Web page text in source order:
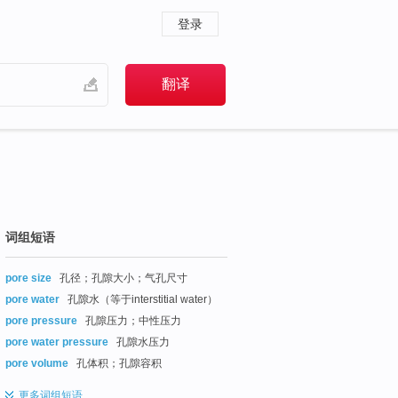
登录
词组短语
pore size
孔径；孔隙大小；气孔尺寸
pore water
孔隙水（等于interstitial water）
pore pressure
孔隙压力；中性压力
pore water pressure
孔隙水压力
pore volume
孔体积；孔隙容积
更多词组短语